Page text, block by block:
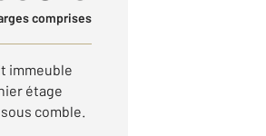
comprises
immeuble
étage
comble.